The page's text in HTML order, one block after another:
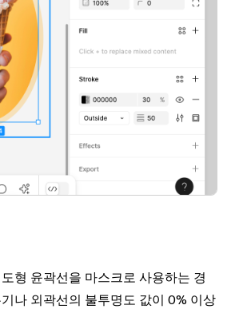
형 윤곽선을 마스크로 사용하는 경
나 외곽선의 불투명도 값이 0% 이상